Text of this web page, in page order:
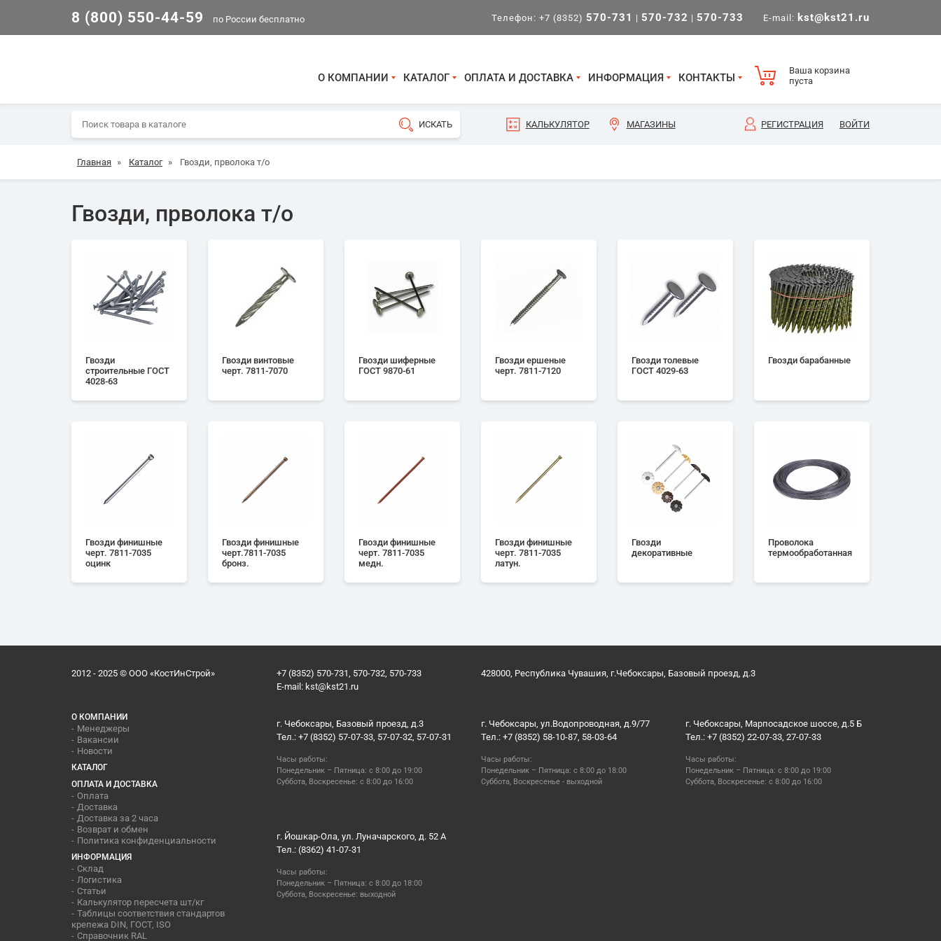
8 (800) 550-44-59 по России бесплатно Телефон: +7 (8352) 570-731 | 570-732 | 570-733 E-mail: kst@kst21.ru
О КОМПАНИИ КАТАЛОГ ОПЛАТА И ДОСТАВКА ИНФОРМАЦИЯ КОНТАКТЫ
Ваша корзина
пуста
КАЛЬКУЛЯТОР МАГАЗИНЫ РЕГИСТРАЦИЯ ВОЙТИ
Главная » Каталог » Гвозди, прволока т/о
Гвозди, прволока т/о
Гвозди
строительные ГОСТ
4028-63
Гвозди винтовые
черт. 7811-7070
Гвозди шиферные
ГОСТ 9870-61
Гвозди ершеные
черт. 7811-7120
Гвозди толевые
ГОСТ 4029-63
Гвозди барабанные
Гвозди финишные
черт. 7811-7035
оцинк
Гвозди финишные
черт.7811-7035
бронз.
Гвозди финишные
черт. 7811-7035
медн.
Гвозди финишные
черт. 7811-7035
латун.
Гвозди
декоративные
Проволока
термообработанная
2012 - 2025 © ООО «КостИнСтрой»
+7 (8352) 570-731, 570-732, 570-733
E-mail: kst@kst21.ru
428000, Республика Чувашия, г.Чебоксары, Базовый проезд, д.3
О КОМПАНИИ
Менеджеры
Вакансии
Новости
КАТАЛОГ
ОПЛАТА И ДОСТАВКА
Оплата
Доставка
Доставка за 2 часа
Возврат и обмен
Политика конфиденциальности
ИНФОРМАЦИЯ
Склад
Логистика
Статьи
Калькулятор пересчета шт/кг
Таблицы соответствия стандартов
крепежа DIN, ГОСТ, ISO
Справочник RAL
г. Чебоксары, Базовый проезд, д.3
Тел.: +7 (8352) 57-07-33, 57-07-32, 57-07-31
Часы работы:
Понедельник – Пятница: с 8:00 до 19:00
Суббота, Воскресенье: с 8:00 до 16:00
г. Чебоксары, ул.Водопроводная, д.9/77
Тел.: +7 (8352) 58-10-87, 58-03-64
Часы работы:
Понедельник – Пятница: с 8:00 до 18:00
Суббота, Воскресенье - выходной
г. Чебоксары, Марпосадское шоссе, д.5 Б
Тел.: +7 (8352) 22-07-33, 27-07-33
Часы работы:
Понедельник – Пятница: с 8:00 до 19:00
Суббота, Воскресенье: с 8:00 до 16:00
г. Йошкар-Ола, ул. Луначарского, д. 52 А
Тел.: (8362) 41-07-31
Часы работы:
Понедельник – Пятница: с 8:00 до 18:00
Суббота, Воскресенье: выходной